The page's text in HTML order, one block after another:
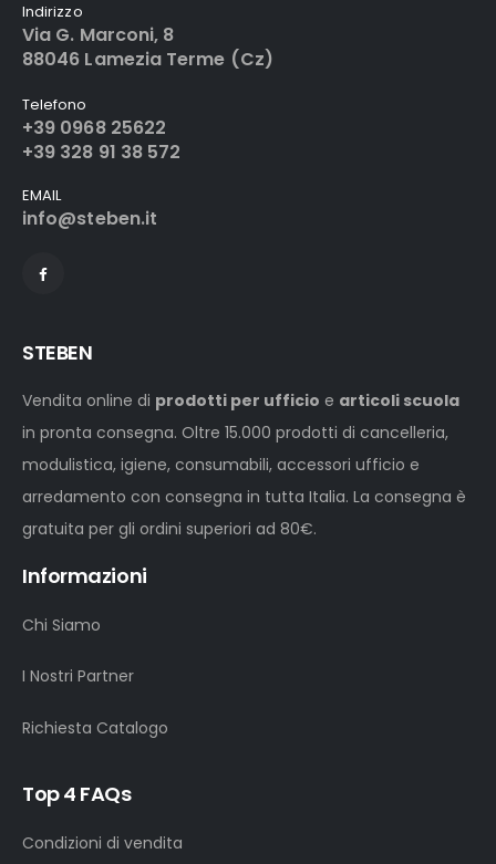
Indirizzo
Via G. Marconi, 8
88046 Lamezia Terme (Cz)
Telefono
+39 0968 25622
+39 328 91 38 572
EMAIL
info@steben.it
STEBEN
Vendita online di prodotti per ufficio e articoli scuola
in pronta consegna. Oltre 15.000 prodotti di cancelleria,
modulistica, igiene, consumabili, accessori ufficio e
arredamento con consegna in tutta Italia. La consegna è
gratuita per gli ordini superiori ad 80€.
Informazioni
Chi Siamo
I Nostri Partner
Richiesta Catalogo
Top 4 FAQs
Condizioni di vendita